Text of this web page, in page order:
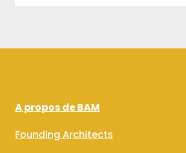
A propos de BAM
Founding Architects